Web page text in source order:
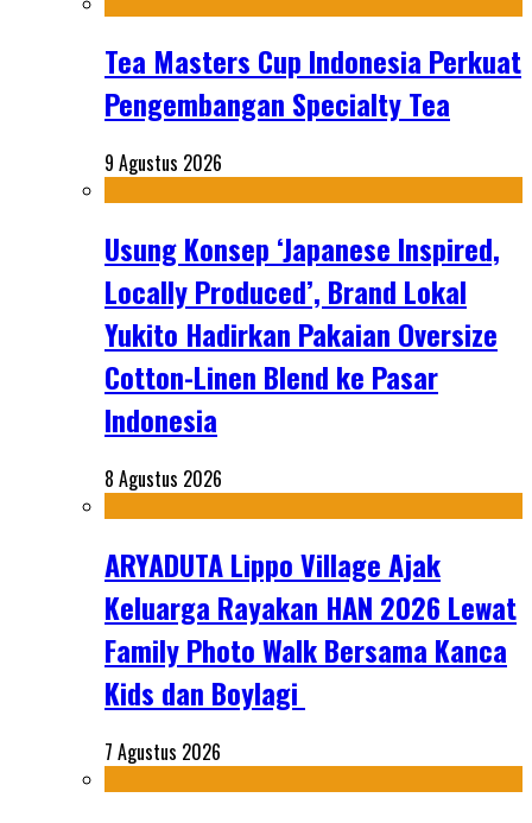
Tea Masters Cup Indonesia Perkuat
Pengembangan Specialty Tea
9 Agustus 2026
Usung Konsep ‘Japanese Inspired,
Locally Produced’, Brand Lokal
Yukito Hadirkan Pakaian Oversize
Cotton-Linen Blend ke Pasar
Indonesia
8 Agustus 2026
ARYADUTA Lippo Village Ajak
Keluarga Rayakan HAN 2026 Lewat
Family Photo Walk Bersama Kanca
Kids dan Boylagi
7 Agustus 2026